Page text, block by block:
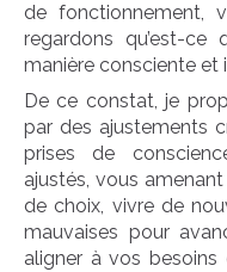
de fonctionnement,
regardons qu’est-
manière consciente et
De ce constat, je
par des ajustements
prises de
ajustés, vous
de choix, vivre de
mauvaises pour
aligner à vos